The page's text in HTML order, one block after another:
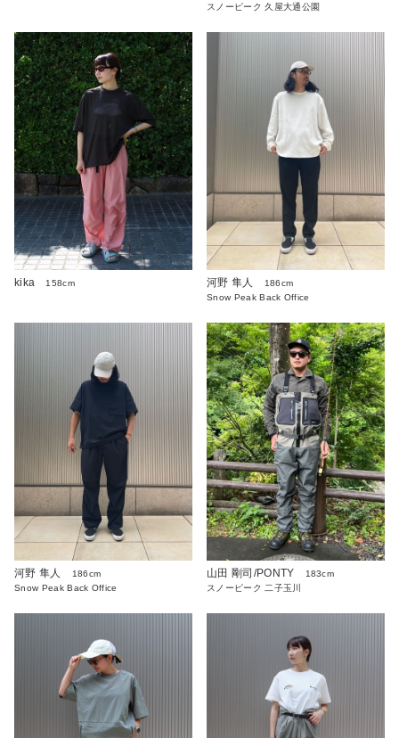
スノーピーク 久屋大通公園
kika 158cm 河野 隼人
186cm
Snow Peak Back Office
河野 隼人
186cm
Snow Peak Back Office
山田 剛司/PONTY
183cm
スノーピーク 二子玉川